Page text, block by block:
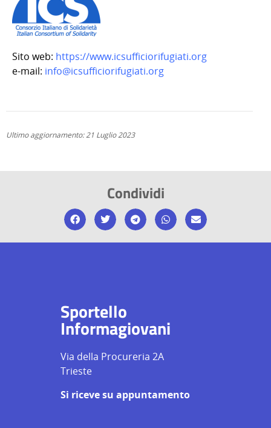
Sito web: https://www.icsufficiorifugiati.org
e-mail: info@icsufficiorifugiati.org
Ultimo aggiornamento: 21 Luglio 2023
Condividi
Sportello
Informagiovani
Via della Procureria 2A
Trieste
Si riceve su appuntamento